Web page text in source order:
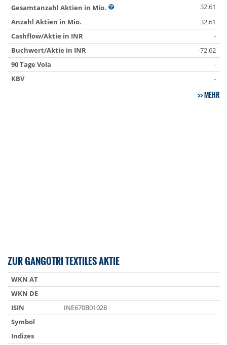
Gesamtanzahl Aktien in Mio.
32.61
Anzahl Aktien in Mio.
32.61
Cashflow/Aktie in INR
-
Buchwert/Aktie in INR
-72.62
90 Tage Vola
-
KBV
-
MEHR
ZUR GANGOTRI TEXTILES AKTIE
WKN AT
WKN DE
ISIN
INE670B01028
Symbol
Indizes